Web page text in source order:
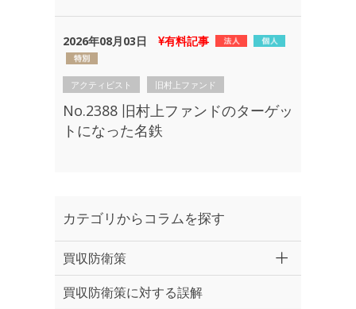
2026年08月03日 有料記事
アクティビスト 旧村上ファンド
No.2388 旧村上ファンドのターゲッ
トになった名鉄
カテゴリからコラムを探す
買収防衛策
買収防衛策に対する誤解